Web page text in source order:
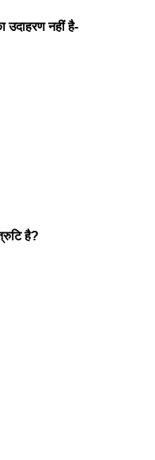
उदाहरण नहीं है-
है?